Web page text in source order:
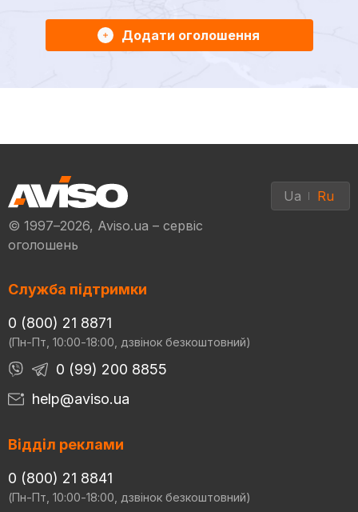
Додати оголошення
© 1997–2026, Aviso.ua – сервіс
оголошень
Ua Ru
Служба підтримки
0 (800) 21 8871
(Пн-Пт, 10:00-18:00, дзвінок безкоштовний)
0 (99) 200 8855
help@aviso.ua
Відділ реклами
0 (800) 21 8841
(Пн-Пт, 10:00-18:00, дзвінок безкоштовний)